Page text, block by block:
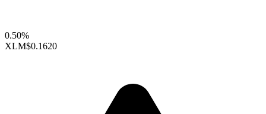
0.50%
XLM$0.1620